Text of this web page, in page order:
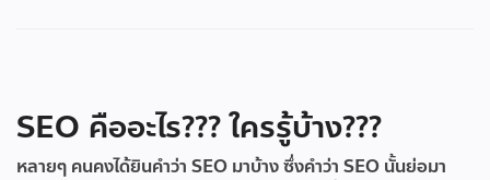
SEO คืออะไร??? ใครรู้บ้าง???
หลายๆ คนคงได้ยินคำว่า SEO มาบ้าง ซึ่งคำว่า SEO นั้นย่อมา